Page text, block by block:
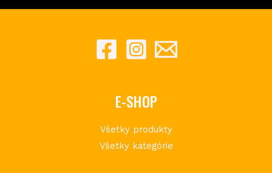
E-SHOP
Všetky produkty
Všetky kategórie